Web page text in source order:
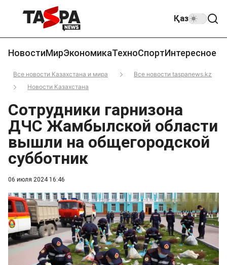
Қаз
НовостиМирЭкономикаТехноСпортИнтересное
Все новости Казахстана и мира
Все новости taspanews.kz
Новости Казахстана
06 июля 2024 16:46
Сотрудники гарнизона
ДЧС Жамбылской области
вышли на общегородской
субботник